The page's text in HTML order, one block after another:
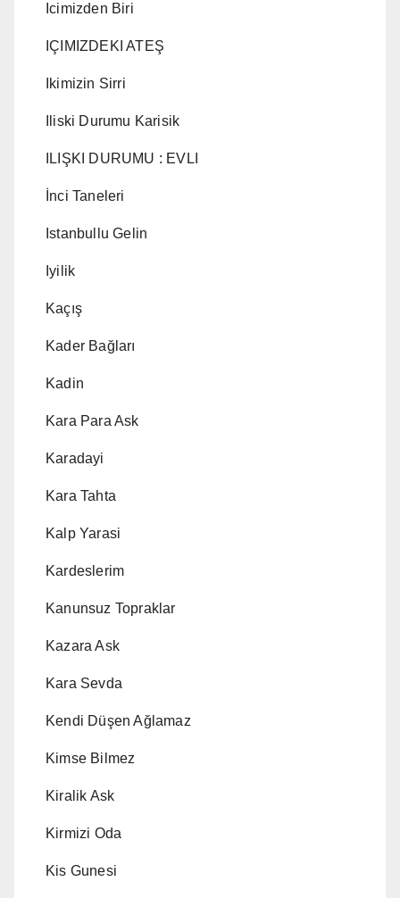
Icimizden Biri
IÇIMIZDEKI ATEŞ
Ikimizin Sirri
Iliski Durumu Karisik
ILIŞKI DURUMU : EVLI
İnci Taneleri
Istanbullu Gelin
Iyilik
Kaçış
Kader Bağları
Kadin
Kara Para Ask
Karadayi
Kara Tahta
Kalp Yarasi
Kardeslerim
Kanunsuz Topraklar
Kazara Ask
Kara Sevda
Kendi Düşen Ağlamaz
Kimse Bilmez
Kiralik Ask
Kirmizi Oda
Kis Gunesi